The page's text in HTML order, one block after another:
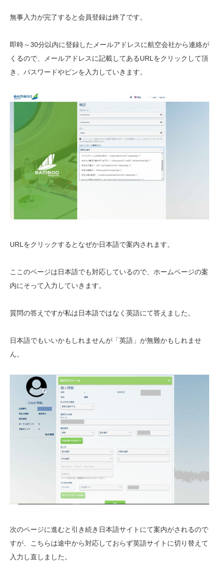
無事入力が完了すると会員登録は終了です。
即時～30分以内に登録したメールアドレスに航空会社から連絡が
くるので、メールアドレスに記載してあるURLをクリックして頂
き、パスワードやピンを入力していきます。
URLをクリックするとなぜか日本語で案内されます。
ここのページは日本語でも対応しているので、ホームページの案
内にそって入力していきます。
質問の答えですが私は日本語ではなく英語にて答えました。
日本語でもいいかもしれませんが「英語」が無難かもしれませ
ん。
次のページに進むと引き続き日本語サイトにて案内がされるので
すが、こちらは途中から対応しておらず英語サイトに切り替えて
入力し直しました。